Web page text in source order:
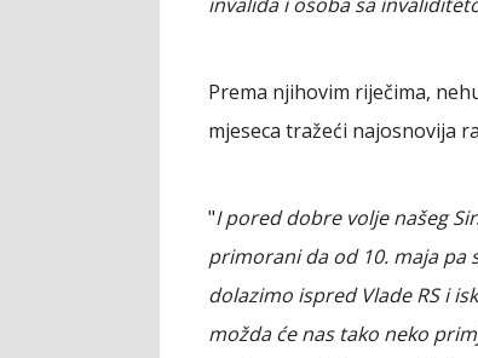
Prema njihovim riječima,
mjeseca tražeći najosnovija
"I pored dobre volje našeg
primorani da od 10. maja pa
dolazimo ispred Vlade RS i
možda će nas tako neko